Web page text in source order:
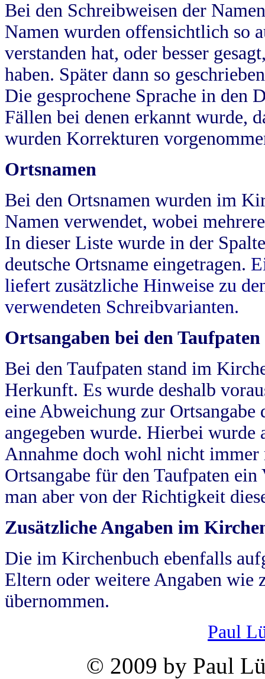
Bei den Schreibweisen der
Namen wurden offensichtlich so
verstanden hat, oder besser
haben. Später dann so
Die gesprochene Sprache in
Fällen bei denen erkannt wurde,
wurden Korrekturen
Ortsnamen
Bei den Ortsnamen wurden im
Namen verwendet, wobei
In dieser Liste wurde in der
deutsche Ortsname eingetragen.
liefert zusätzliche Hinweise zu
verwendeten Schreibvarianten.
Ortsangaben bei den Taufpaten
Bei den Taufpaten stand im
Herkunft. Es wurde deshalb
eine Abweichung zur
angegeben wurde. Hierbei wurde
Annahme doch wohl nicht
Ortsangabe für den Taufpaten
man aber von der Richtigkeit
Zusätzliche Angaben im
Die im Kirchenbuch ebenfalls
Eltern oder weitere Angaben wie
übernommen.
Paul
© 2009 by Paul